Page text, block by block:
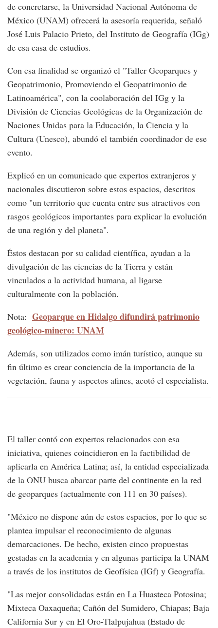
de concretarse, la Universidad Nacional Autónoma de
México (UNAM) ofrecerá la asesoría requerida, señaló
José Luis Palacio Prieto, del Instituto de Geografía (IGg)
de esa casa de estudios.
Con esa finalidad se organizó el "Taller Geoparques y
Geopatrimonio, Promoviendo el Geopatrimonio de
Latinoamérica", con la coolaboración del IGg y la
División de Ciencias Geológicas de la Organización de
Naciones Unidas para la Educación, la Ciencia y la
Cultura (Unesco), abundó el también coordinador de ese
evento.
Explicó en un comunicado que expertos extranjeros y
nacionales discutieron sobre estos espacios, descritos
como "un territorio que cuenta entre sus atractivos con
rasgos geológicos importantes para explicar la evolución
de una región y del planeta".
Éstos destacan por su calidad científica, ayudan a la
divulgación de las ciencias de la Tierra y están
vinculados a la actividad humana, al ligarse
culturalmente con la población.
Nota: Geoparque en Hidalgo difundirá patrimonio
geológico-minero: UNAM
Además, son utilizados como imán turístico, aunque su
fin último es crear conciencia de la importancia de la
vegetación, fauna y aspectos afines, acotó el especialista.
El taller contó con expertos relacionados con esa
iniciativa, quienes coincidieron en la factibilidad de
aplicarla en América Latina; así, la entidad especializada
de la ONU busca abarcar parte del continente en la red
de geoparques (actualmente con 111 en 30 países).
"México no dispone aún de estos espacios, por lo que se
plantea impulsar el reconocimiento de algunas
demarcaciones. De hecho, existen cinco propuestas
gestadas en la academia y en algunas participa la UNAM
a través de los institutos de Geofísica (IGf) y Geografía.
"Las mejor consolidadas están en La Huasteca Potosina;
Mixteca Oaxaqueña; Cañón del Sumidero, Chiapas; Baja
California Sur y en El Oro-Tlalpujahua (Estado de